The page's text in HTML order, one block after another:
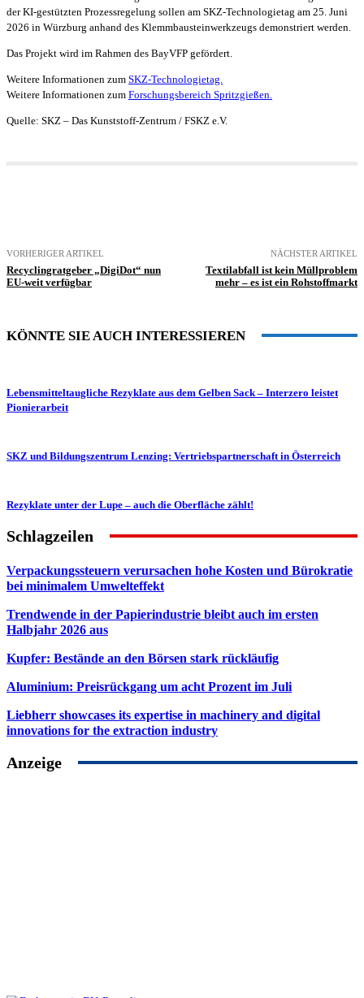
der KI-gestützten Prozessregelung sollen am SKZ-Technologietag am 25. Juni
2026 in Würzburg anhand des Klemmbausteinwerkzeugs demonstriert werden.
Das Projekt wird im Rahmen des BayVFP gefördert.
Weitere Informationen zum SKZ-Technologietag.
Weitere Informationen zum Forschungsbereich Spritzgießen.
Quelle: SKZ – Das Kunststoff-Zentrum / FSKZ e.V.
VORHERIGER ARTIKEL
Recyclingratgeber „DigiDot“ nun
EU-weit verfügbar
NÄCHSTER ARTIKEL
Textilabfall ist kein Müllproblem
mehr – es ist ein Rohstoffmarkt
KÖNNTE SIE AUCH INTERESSIEREN
Lebensmitteltaugliche Rezyklate aus dem Gelben Sack – Interzero leistet
Pionierarbeit
SKZ und Bildungszentrum Lenzing: Vertriebspartnerschaft in Österreich
Rezyklate unter der Lupe – auch die Oberfläche zählt!
Schlagzeilen
Verpackungssteuern verursachen hohe Kosten und Bürokratie
bei minimalem Umwelteffekt
Trendwende in der Papierindustrie bleibt auch im ersten
Halbjahr 2026 aus
Kupfer: Bestände an den Börsen stark rückläufig
Aluminium: Preisrückgang um acht Prozent im Juli
Liebherr showcases its expertise in machinery and digital
innovations for the extraction industry
Anzeige